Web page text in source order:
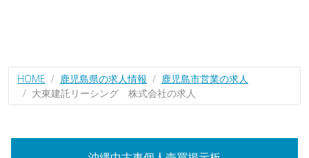
HOME 鹿児島県の求人情報
鹿児島市営業の求人
大東建託リーシング 株式会社の求人